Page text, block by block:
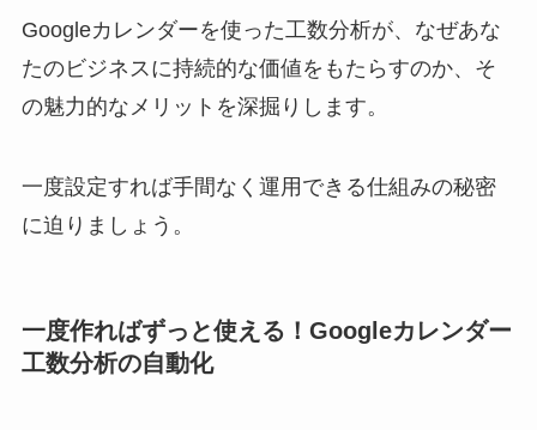
Googleカレンダーを使った工数分析が、なぜあな
たのビジネスに持続的な価値をもたらすのか、そ
の魅力的なメリットを深掘りします。
一度設定すれば手間なく運用できる仕組みの秘密
に迫りましょう。
一度作ればずっと使える！Googleカレンダー
工数分析の自動化